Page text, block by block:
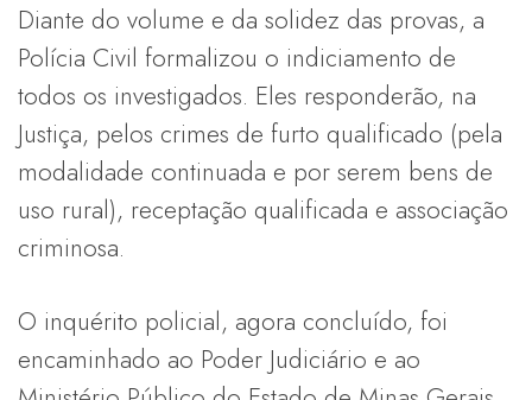
Diante do volume e da solidez das provas, a
Polícia Civil formalizou o indiciamento de
todos os investigados. Eles responderão, na
Justiça, pelos crimes de furto qualificado (pela
modalidade continuada e por serem bens de
uso rural), receptação qualificada e associação
criminosa.
O inquérito policial, agora concluído, foi
encaminhado ao Poder Judiciário e ao